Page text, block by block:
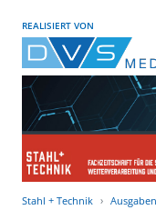
REALISIERT VON
Stahl + Technik Ausgaben